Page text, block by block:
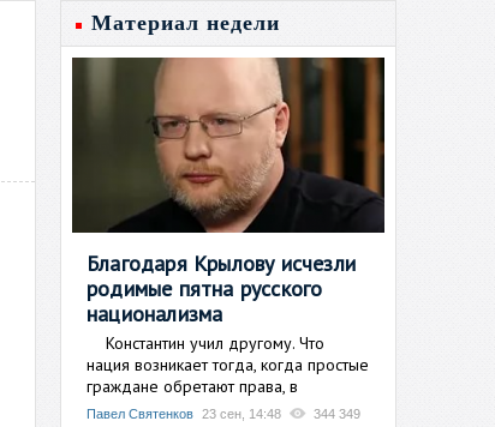
Материал недели
Благодаря Крылову исчезли
родимые пятна русского
национализма
Константин учил другому. Что
нация возникает тогда, когда простые
граждане обретают права, в
Павел Святенков 23 сен, 14:48 344 349